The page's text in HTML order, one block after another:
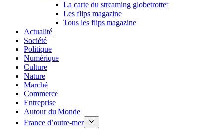
La carte du streaming globetrotter
Les flips magazine
Tous les flips magazine
Actualité
Société
Politique
Numérique
Culture
Nature
Marché
Commerce
Entreprise
Autour du Monde
France d’outre-mer